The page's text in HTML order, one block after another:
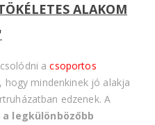
ALAKOM
acsoportos
hogy mindenkinek jó alakja
edzenek. A
a legkülönbözőbb